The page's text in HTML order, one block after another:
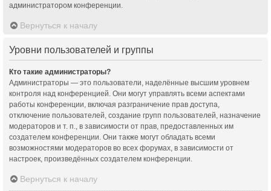
администратором конференции.
Вернуться к началу
Уровни пользователей и группы
Кто такие администраторы?
Администраторы — это пользователи, наделённые высшим уровнем
контроля над конференцией. Они могут управлять всеми аспектами
работы конференции, включая разграничение прав доступа,
отключение пользователей, создание групп пользователей, назначение
модераторов и т. п., в зависимости от прав, предоставленных им
создателем конференции. Они также могут обладать всеми
возможностями модераторов во всех форумах, в зависимости от
настроек, произведённых создателем конференции.
Вернуться к началу